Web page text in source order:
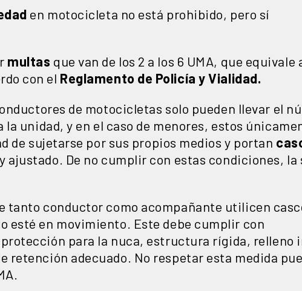
en motocicleta no está prohibido, pero sí
multas que van de los 2 a los 6 UMA, que equivale
con el Reglamento de Policía y Vialidad.
de motocicletas solo pueden llevar el
la unidad, y en el caso de menores, estos
de sujetarse por sus propios medios y portan
ajustado. De no cumplir con estas condiciones, la
tanto conductor como acompañante utilicen
esté en movimiento. Este debe cumplir con
protección para la nuca, estructura rígida, relleno
retención adecuado. No respetar esta medida